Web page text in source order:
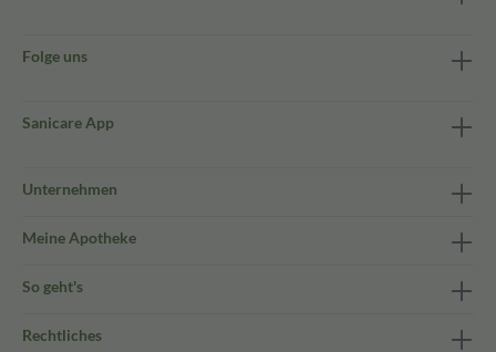
Folge uns
Sanicare App
Unternehmen
Meine Apotheke
So geht's
Rechtliches